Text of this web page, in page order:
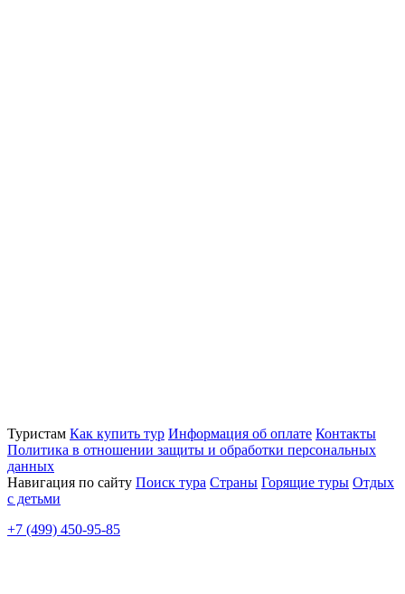
Туристам Как купить тур Информация об оплате Контакты
Политика в отношении защиты и обработки персональных
данных
Навигация по сайту Поиск тура Страны Горящие туры Отдых
с детьми
+7 (499) 450-95-85